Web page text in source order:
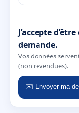
J’accepte
demande.
Vos données
(non revendues).
✉️ Envoyer ma